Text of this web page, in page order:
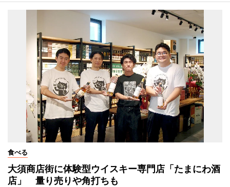
食べる
大須商店街に体験型ウイスキー専門店「たまにわ酒
店」 量り売りや角打ちも